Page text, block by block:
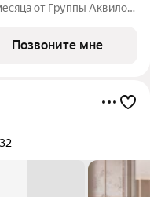
от Группы Аквилон:
Ставка 4%!
Позвоните мне